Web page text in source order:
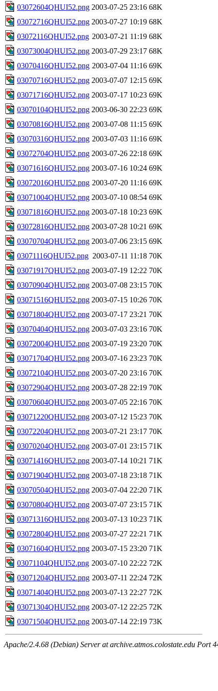
03072604QHUI52.png 2003-07-25 23:16 68K
03072716QHUI52.png 2003-07-27 10:19 68K
03072116QHUI52.png 2003-07-21 11:19 68K
03073004QHUI52.png 2003-07-29 23:17 68K
03070416QHUI52.png 2003-07-04 11:16 69K
03070716QHUI52.png 2003-07-07 12:15 69K
03071716QHUI52.png 2003-07-17 10:23 69K
03070104QHUI52.png 2003-06-30 22:23 69K
03070816QHUI52.png 2003-07-08 11:15 69K
03070316QHUI52.png 2003-07-03 11:16 69K
03072704QHUI52.png 2003-07-26 22:18 69K
03071616QHUI52.png 2003-07-16 10:24 69K
03072016QHUI52.png 2003-07-20 11:16 69K
03071004QHUI52.png 2003-07-10 08:54 69K
03071816QHUI52.png 2003-07-18 10:23 69K
03072816QHUI52.png 2003-07-28 10:21 69K
03070704QHUI52.png 2003-07-06 23:15 69K
03071116QHUI52.png 2003-07-11 11:18 70K
03071917QHUI52.png 2003-07-19 12:22 70K
03070904QHUI52.png 2003-07-08 23:15 70K
03071516QHUI52.png 2003-07-15 10:26 70K
03071804QHUI52.png 2003-07-17 23:21 70K
03070404QHUI52.png 2003-07-03 23:16 70K
03072004QHUI52.png 2003-07-19 23:20 70K
03071704QHUI52.png 2003-07-16 23:23 70K
03072104QHUI52.png 2003-07-20 23:16 70K
03072904QHUI52.png 2003-07-28 22:19 70K
03070604QHUI52.png 2003-07-05 22:16 70K
03071220QHUI52.png 2003-07-12 15:23 70K
03072204QHUI52.png 2003-07-21 23:17 70K
03070204QHUI52.png 2003-07-01 23:15 71K
03071416QHUI52.png 2003-07-14 10:21 71K
03071904QHUI52.png 2003-07-18 23:18 71K
03070504QHUI52.png 2003-07-04 22:20 71K
03070804QHUI52.png 2003-07-07 23:15 71K
03071316QHUI52.png 2003-07-13 10:23 71K
03072804QHUI52.png 2003-07-27 22:21 71K
03071604QHUI52.png 2003-07-15 23:20 71K
03071104QHUI52.png 2003-07-10 22:22 72K
03071204QHUI52.png 2003-07-11 22:24 72K
03071404QHUI52.png 2003-07-13 22:27 72K
03071304QHUI52.png 2003-07-12 22:25 72K
03071504QHUI52.png 2003-07-14 22:19 73K
Apache/2.4.68 (Debian) Server at archive.atmos.colostate.edu Port